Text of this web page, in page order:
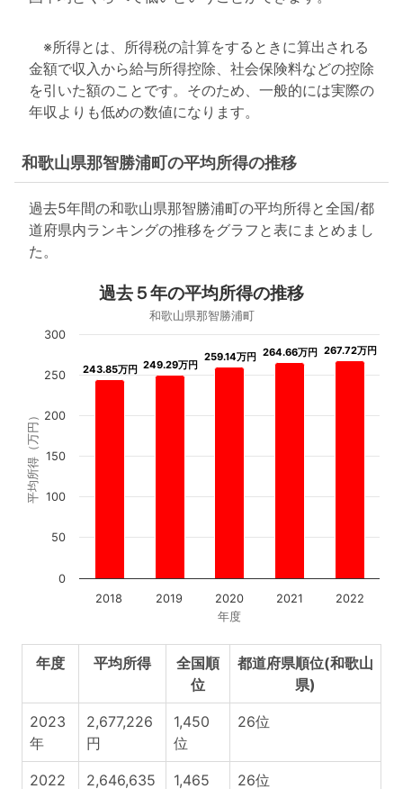
※所得とは、所得税の計算をするときに算出される
金額で収入から給与所得控除、社会保険料などの控除
を引いた額のことです。そのため、一般的には実際の
年収よりも低めの数値になります。
和歌山県那智勝浦町の平均所得の推移
過去5年間の和歌山県那智勝浦町の平均所得と全国/都
道府県内ランキングの推移をグラフと表にまとめまし
た。
年度
平均所得（万円）
過去５年の平均所得の推移
和歌山県那智勝浦町
243.85万円
243.85万円 249.29万円
249.29万円
259.14万円
259.14万円 264.66万円
264.66万円 267.72万円
267.72万円
2018 2019 2020 2021 2022
0
50
100
150
200
250
300
年度 平均所得
全国順
位
都道府県順位(和歌山
県)
2023
年
2,677,226
円
1,450
位
26位
2022 2,646,635 1,465 26位